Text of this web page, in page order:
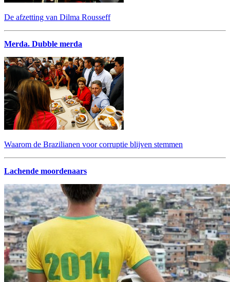
De afzetting van Dilma Rousseff
Merda. Dubble merda
Waarom de Brazilianen voor corruptie blijven stemmen
Lachende moordenaars